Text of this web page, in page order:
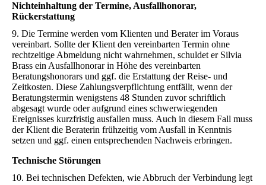
Nichteinhaltung der Termine, Ausfallhonorar,
Rückerstattung
9. Die Termine werden vom Klienten und Berater im Voraus
vereinbart. Sollte der Klient den vereinbarten Termin ohne
rechtzeitige Abmeldung nicht wahrnehmen, schuldet er Silvia
Brass ein Ausfallhonorar in Höhe des vereinbarten
Beratungshonorars und ggf. die Erstattung der Reise- und
Zeitkosten. Diese Zahlungsverpflichtung entfällt, wenn der
Beratungstermin wenigstens 48 Stunden zuvor schriftlich
abgesagt wurde oder aufgrund eines schwerwiegenden
Ereignisses kurzfristig ausfallen muss. Auch in diesem Fall muss
der Klient die Beraterin frühzeitig vom Ausfall in Kenntnis
setzen und ggf. einen entsprechenden Nachweis erbringen.
Technische Störungen
10. Bei technischen Defekten, wie Abbruch der Verbindung legt